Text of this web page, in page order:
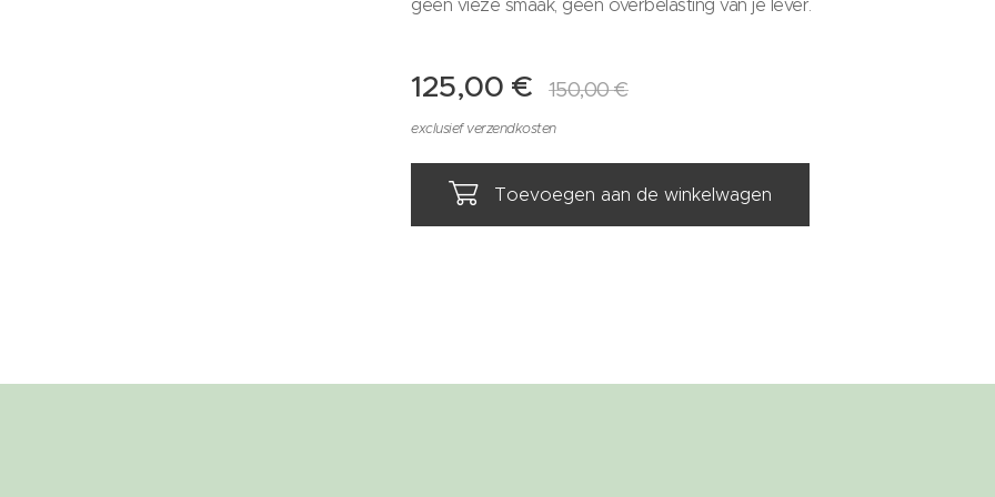
geen vieze smaak, geen overbelasting van je lever.
125,00 € 150,00€
exclusief verzendkosten
Toevoegen aan de winkelwagen